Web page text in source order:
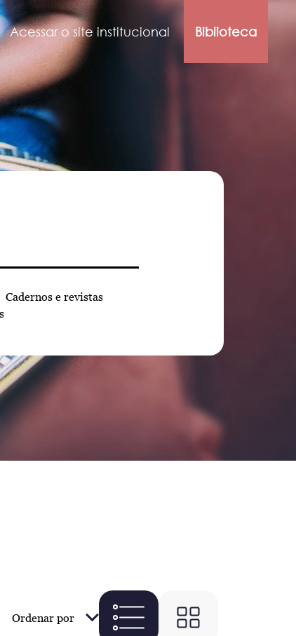
Acessar o site institucional Biblioteca
Cadernos e revistas
Ordenar por